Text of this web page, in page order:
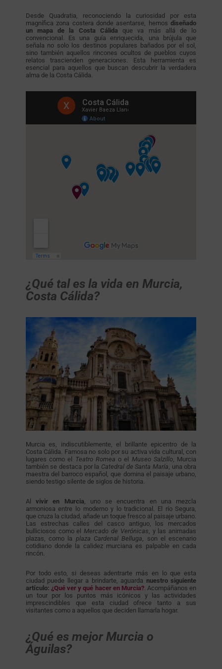
Desde Quadratia, reconociendo la curiosidad por esta
magnífica zona costera donde asentarse, hemosdiseñado
un mapa de la Costa Cálida que va más allá de lo
convencional. Es una guía enriquecida, una brújula que
señala no solo los destinos populares bañados por el sol,
sino también aquellos rincones ocultos de pueblos cuyos
relatos trascienden generaciones. Esta herramienta es
esencial para aquellos que buscan descubrir la verdadera
alma de la Costa Cálida.
¿Qué tal es la vida en Murcia,
Costa Cálida?
Murcia es, indiscutiblemente, el brillante epicentro de la
Costa Cálida. Famosa no solo por su activa vida cultural, con
lugares como el Teatro Romea o el Museo Salzillo, Murcia
también se destaca por la Catedral de Santa María , una obra
maestra del barroco español, que domina el paisaje urbano,
siendo testigo silente de siglos de historia.
Alvivir en Murcia, uno se encuentra en una mezcla
armoniosa entre lo moderno y lo tradicional. El río Segura,
que cruza la ciudad, añade un toque fresco al paisaje urbano.
Las estrechas calles del casco antiguo, los mercados
bulliciosos como elMercado de Verónicas, y las animadas
plazas, como la plaza Cardenal Belluga, son el escenario
cotidiano donde la calidez murciana es palpable en cada
rincón.
Por todo esto, si deseas adentrarte más en lo que esta
ciudad puede llegar a brindarte, aguarda nuestro siguiente
artículo: ¿Qué ver y qué hacer en Murcia?. Acompáñanos en
un tour por los puntos más icónicos y las actividades
imprescindibles que esta ciudad ofrece tanto a sus
visitantes como a aquellos que deciden llamarla hogar.
¿Qué es mejor Murcia o
Águilas?